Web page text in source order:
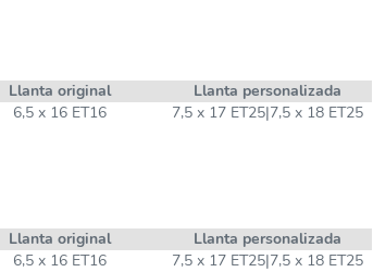
Llanta original
Llanta personalizada
6,5 x 16 ET16 7,5 x 17 ET25|7,5 x 18 ET25
Llanta original
Llanta personalizada
6,5 x 16 ET16 7,5 x 17 ET25|7,5 x 18 ET25